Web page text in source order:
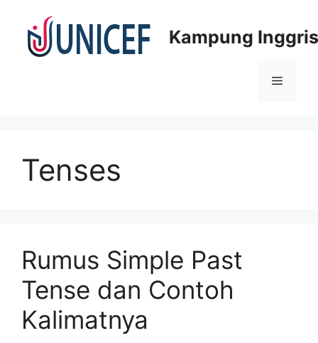
content
Kampung
Menu
Tenses
Rumus Simple Past
Tense dan Contoh
Kalimatnya